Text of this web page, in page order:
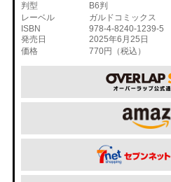
判型
B6判
レーベル
ガルドコミックス
ISBN
978-4-8240-1239-5
発売日
2025年6月25日
価格
770円（税込）